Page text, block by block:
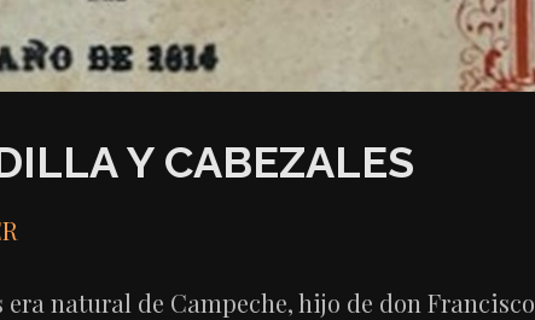
Y CABEZALES
natural de Campeche, hijo de don Francisco